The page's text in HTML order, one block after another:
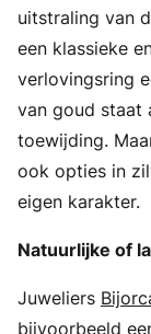
uitstraling van
een klassieke
verlovingsring
van goud staat
toewijding.
ook opties in
eigen karakter.
Natuurlijke of
Juweliers
bijvoorbeeld